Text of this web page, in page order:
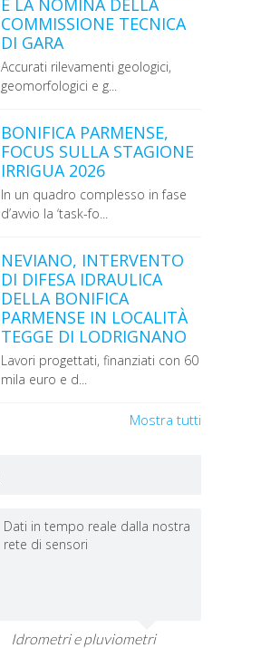
E LA NOMINA DELLA
COMMISSIONE TECNICA
DI GARA
Accurati rilevamenti geologici,
geomorfologici e g...
BONIFICA PARMENSE,
FOCUS SULLA STAGIONE
IRRIGUA 2026
In un quadro complesso in fase
d’avvio la ‘task-fo...
NEVIANO, INTERVENTO
DI DIFESA IDRAULICA
DELLA BONIFICA
PARMENSE IN LOCALITÀ
TEGGE DI LODRIGNANO
Lavori progettati, finanziati con 60
mila euro e d...
Mostra tutti
Dati in tempo reale dalla nostra
rete di sensori
Idrometri e pluviometri